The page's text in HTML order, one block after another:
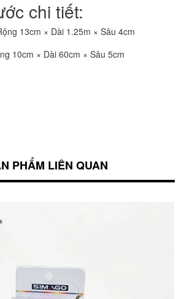
chi tiết:
13cm × Dài 1.25m × Sâu 4cm
10cm × Dài 60cm × Sâu 5cm
PHẨM LIÊN QUAN